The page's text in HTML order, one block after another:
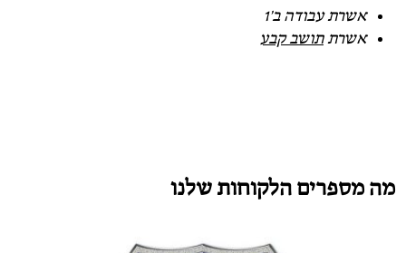
אשרת עבודה ב'1
אשרתתושב קבע
מה מספרים הלקוחות שלנו